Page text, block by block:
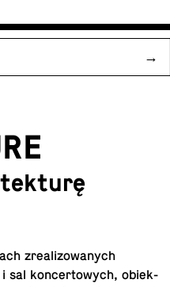
zre­ali­zo­wa­nych
i sal kon­cer­to­wych, obiek­